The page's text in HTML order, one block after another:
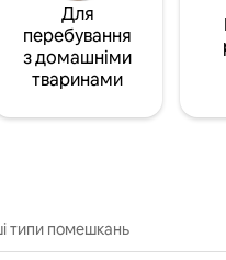
Для
перебування
з домашніми
тваринами
типи помешкань